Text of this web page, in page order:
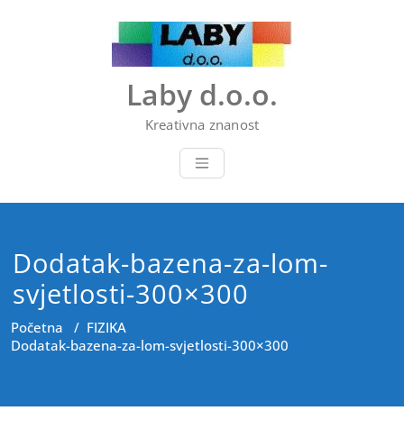
Laby d.o.o.
Kreativna znanost
Dodatak-bazena-za-lom-
svjetlosti-300×300
Početna / FIZIKA
Dodatak-bazena-za-lom-svjetlosti-300×300